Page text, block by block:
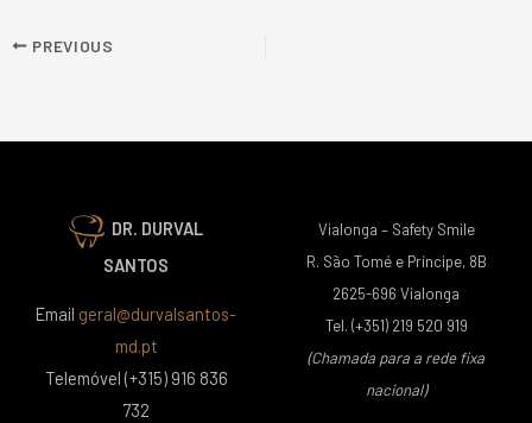
PREVIOUS
DR. DURVAL
SANTOS
Email geral@durvalsantos-
md.pt
Telemóvel (+315) 916 836
732
Vialonga – Safety Smile
R. São Tomé e Príncipe, 8B
2625-696 Vialonga
Tel. (+351) 219 520 919
(Chamada para a rede fixa
nacional)